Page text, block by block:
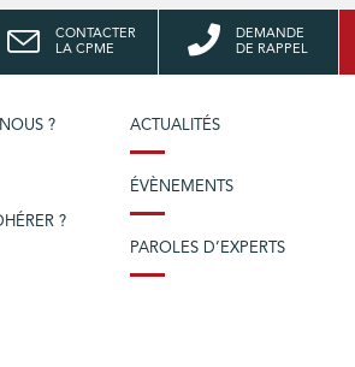
CONTACTER
LA CPME
DEMANDE
DE RAPPEL
?
?
ACTUALITÉS
ÉVÈNEMENTS
PAROLES D’EXPERTS